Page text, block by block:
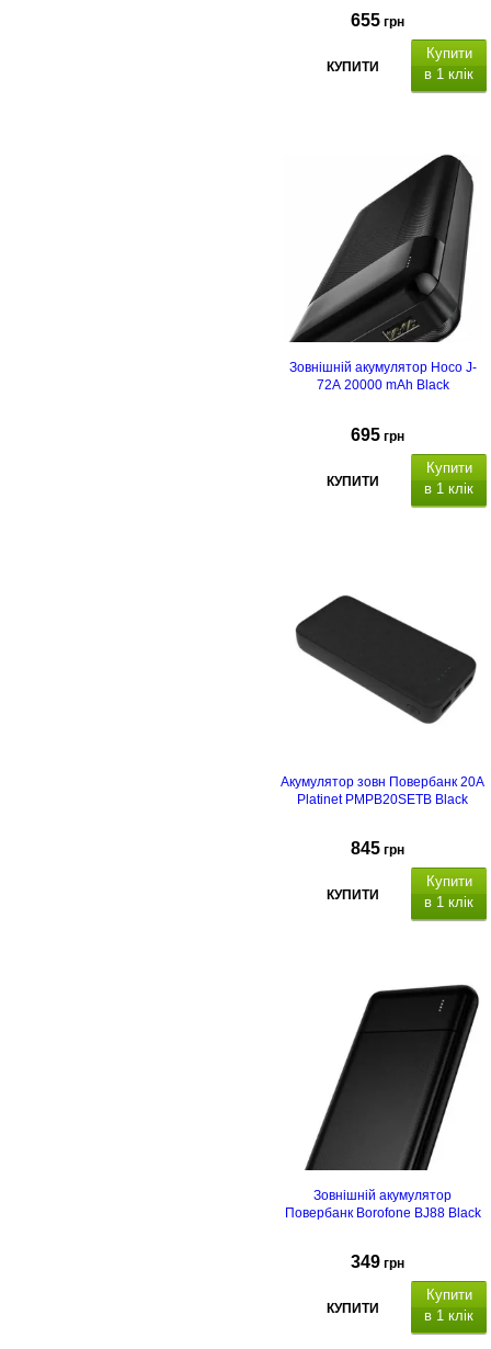
655 грн
КУПИТИ
Купити
в 1 клік
розміри
145×70×29 мм
411 г.
Зовнішній акумулятор Hoco J-
72A 20000 mAh Black
695 грн
КУПИТИ
Купити
в 1 клік
Акумулятор зовн Повербанк 20A
Platinet PMPB20SETB Black
845 грн
КУПИТИ
Купити
в 1 клік
Зовнішній акумулятор
Повербанк Borofone BJ88 Black
349 грн
КУПИТИ
Купити
в 1 клік